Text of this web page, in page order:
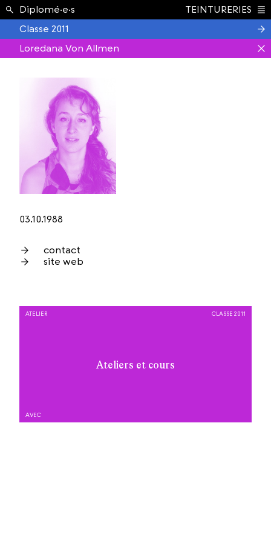
Étudiant.e.s ›
Diplomé·e·s
TEINTURERIES
Classe 2011
Loredana Von Allmen
03.10.1988
contact
site web
Ateliers et cours
ATELIER CLASSE 2011
AVEC